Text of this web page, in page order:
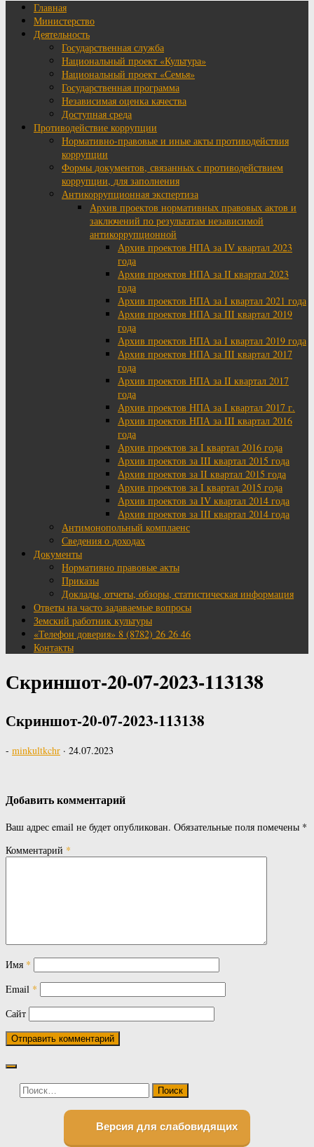
Главная
Министерство
Деятельность
Государственная служба
Национальный проект «Культура»
Национальный проект «Семья»
Государственная программа
Независимая оценка качества
Доступная среда
Противодействие коррупции
Нормативно-правовые и иные акты противодействия
коррупции
Формы документов, связанных с противодействием
коррупции, для заполнения
Антикоррупционная экспертиза
Архив проектов нормативных правовых актов и
заключений по результатам независимой
антикоррупционной
Архив проектов НПА за IV квартал 2023
года
Архив проектов НПА за II квартал 2023
года
Архив проектов НПА за I квартал 2021 года
Архив проектов НПА за III квартал 2019
года
Архив проектов НПА за I квартал 2019 года
Архив проектов НПА за III квартал 2017
года
Архив проектов НПА за II квартал 2017
года
Архив проектов НПА за I квартал 2017 г.
Архив проектов НПА за III квартал 2016
года
Архив проектов за I квартал 2016 года
Архив проектов за III квартал 2015 года
Архив проектов за II квартал 2015 года
Архив проектов за I квартал 2015 года
Архив проектов за IV квартал 2014 года
Архив проектов за III квартал 2014 года
Антимонопольный комплаенс
Сведения о доходах
Документы
Нормативно правовые акты
Приказы
Доклады, отчеты, обзоры, статистическая информация
Ответы на часто задаваемые вопросы
Земский работник культуры
«Телефон доверия» 8 (8782) 26 26 46
Контакты
Скриншот-20-07-2023-113138
Скриншот-20-07-2023-113138
- minkultkchr · 24.07.2023
Добавить комментарий
Ваш адрес email не будет опубликован. Обязательные поля помечены *
Комментарий *
Имя *
Email *
Сайт
Найти:
Версия для слабовидящих